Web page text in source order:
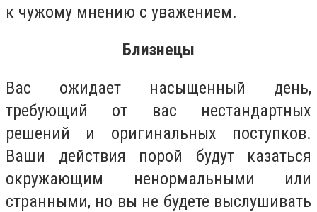
к чужому мнению с уважением.
Близнецы
Вас ожидает насыщенный день,
требующий от вас нестандартных
решений и оригинальных поступков.
Ваши действия порой будут казаться
окружающим ненормальными или
странными, но вы не будете выслушивать